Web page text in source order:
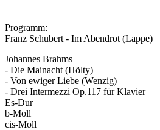
Programm:
Franz Schubert - Im Abendrot (Lappe)
Johannes Brahms
- Die Mainacht (Hölty)
- Von ewiger Liebe (Wenzig)
- Drei Intermezzi Op.117 für Klavier
Es-Dur
b-Moll
cis-Moll